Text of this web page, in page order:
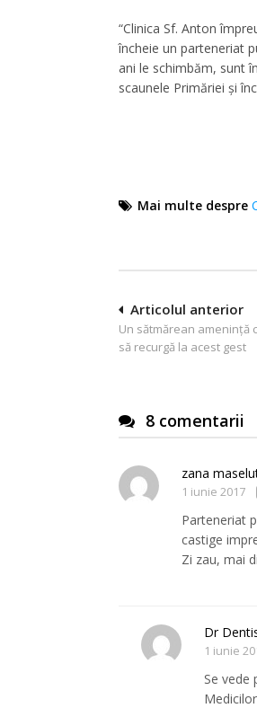
“Clinica Sf. Anton
încheie un parteneriat
ani le schimbăm, sunt
scaunele Primăriei și
Mai multe despre
Navigare
în
Articolul anterior
Un sătmărean amenință
să recurgă la acest gest
8 comentarii
zana
1 iunie 2017
Parteneriat
castige
Zi zau, mai
Dr
1 iunie
Se vede